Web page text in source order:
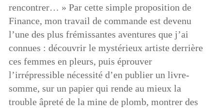
rencontrer… » Par cette simple proposition de
Finance, mon travail de commande est devenu
l’une des plus frémissantes aventures que j’ai
connues : découvrir le mystérieux artiste derrière
ces femmes en pleurs, puis éprouver
l’irrépressible nécessité d’en publier un livre-
somme, sur un papier qui rende au mieux la
trouble âpreté de la mine de plomb, montrer des